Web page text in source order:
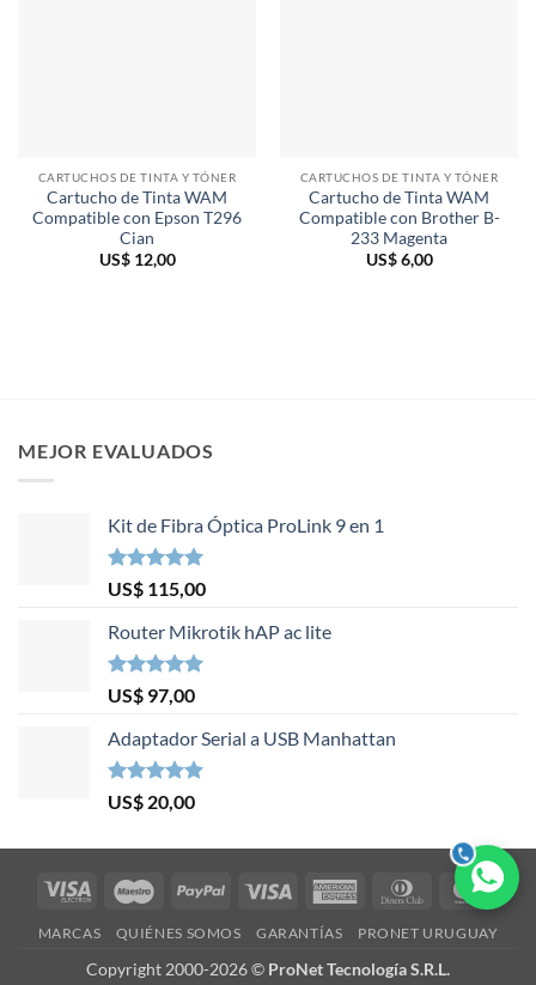
CARTUCHOS DE TINTA Y TÓNER
Cartucho de Tinta WAM
Compatible con Epson T296
Cian
US$12,00
CARTUCHOS DE TINTA Y TÓNER
Cartucho de Tinta WAM
Compatible con Brother B-
233 Magenta
US$6,00
MEJOR EVALUADOS
Kit de Fibra Óptica ProLink 9 en 1
Valorado en
5.00 de 5
US$ 115,00
Router Mikrotik hAP ac lite
Valorado en
5.00 de 5
US$ 97,00
Adaptador Serial a USB Manhattan
Valorado en
5.00 de 5
US$ 20,00
Visa
Maestro PayPal Visa
American
Dinners
MARCAS QUIÉNES SOMOS GARANTÍAS PRONET URUGUAY
Copyright 2000-2026 © ProNet Tecnología S.R.L.